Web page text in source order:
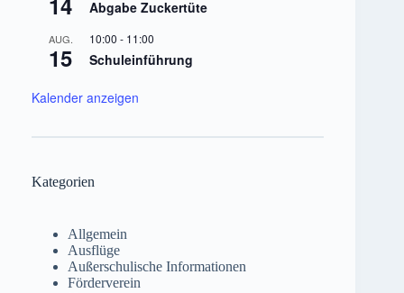
Abgabe Zuckertüte
AUG.
15
10:00 - 11:00
Schuleinführung
Kalender anzeigen
Kategorien
Allgemein
Ausflüge
Außerschulische Informationen
Förderverein